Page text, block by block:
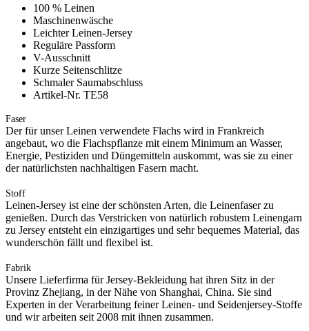
100 % Leinen
Maschinenwäsche
Leichter Leinen-Jersey
Reguläre Passform
V-Ausschnitt
Kurze Seitenschlitze
Schmaler Saumabschluss
Artikel-Nr. TE58
Faser
Der für unser Leinen verwendete Flachs wird in Frankreich
angebaut, wo die Flachspflanze mit einem Minimum an Wasser,
Energie, Pestiziden und Düngemitteln auskommt, was sie zu einer
der natürlichsten nachhaltigen Fasern macht.
Stoff
Leinen-Jersey ist eine der schönsten Arten, die Leinenfaser zu
genießen. Durch das Verstricken von natürlich robustem Leinengarn
zu Jersey entsteht ein einzigartiges und sehr bequemes Material, das
wunderschön fällt und flexibel ist.
Fabrik
Unsere Lieferfirma für Jersey-Bekleidung hat ihren Sitz in der
Provinz Zhejiang, in der Nähe von Shanghai, China. Sie sind
Experten in der Verarbeitung feiner Leinen- und Seidenjersey-Stoffe
und wir arbeiten seit 2008 mit ihnen zusammen.